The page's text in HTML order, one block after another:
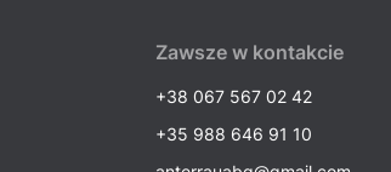
Zawsze w kontakcie
+38 067 567 02 42
+35 988 646 91 10